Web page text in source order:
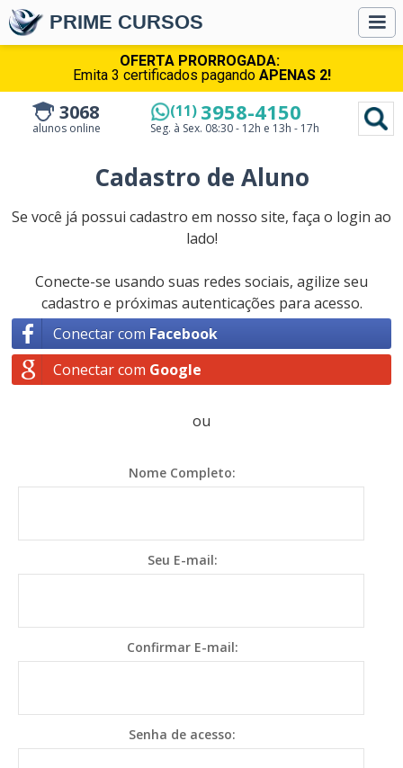
OFERTA PRORROGADA:
Emita 3 certificados pagando APENAS 2!
PRIME CURSOS
3068
alunos online
(11) 3958-4150
Seg. à Sex. 08:30 - 12h e 13h - 17h
Cadastro de Aluno
Se você já possui cadastro em nosso site, faça o login ao
lado!
Conecte-se usando suas redes sociais, agilize seu
cadastro e próximas autenticações para acesso.
Conectar com Facebook
Conectar com Google
ou
Nome Completo:
Seu E-mail:
Confirmar E-mail:
Senha de acesso: